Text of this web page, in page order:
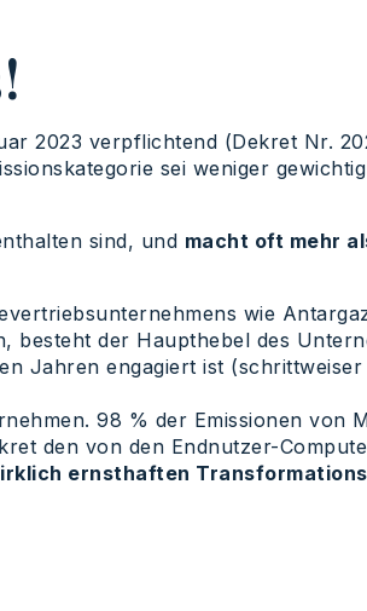
2023 verpflichtend (Dekret Nr.
sei weniger
sind, und macht oft mehr
wie
der Haupthebel des
Jahren engagiert ist
98 % der Emissionen von
den von den Endnutzer-
ernsthaften